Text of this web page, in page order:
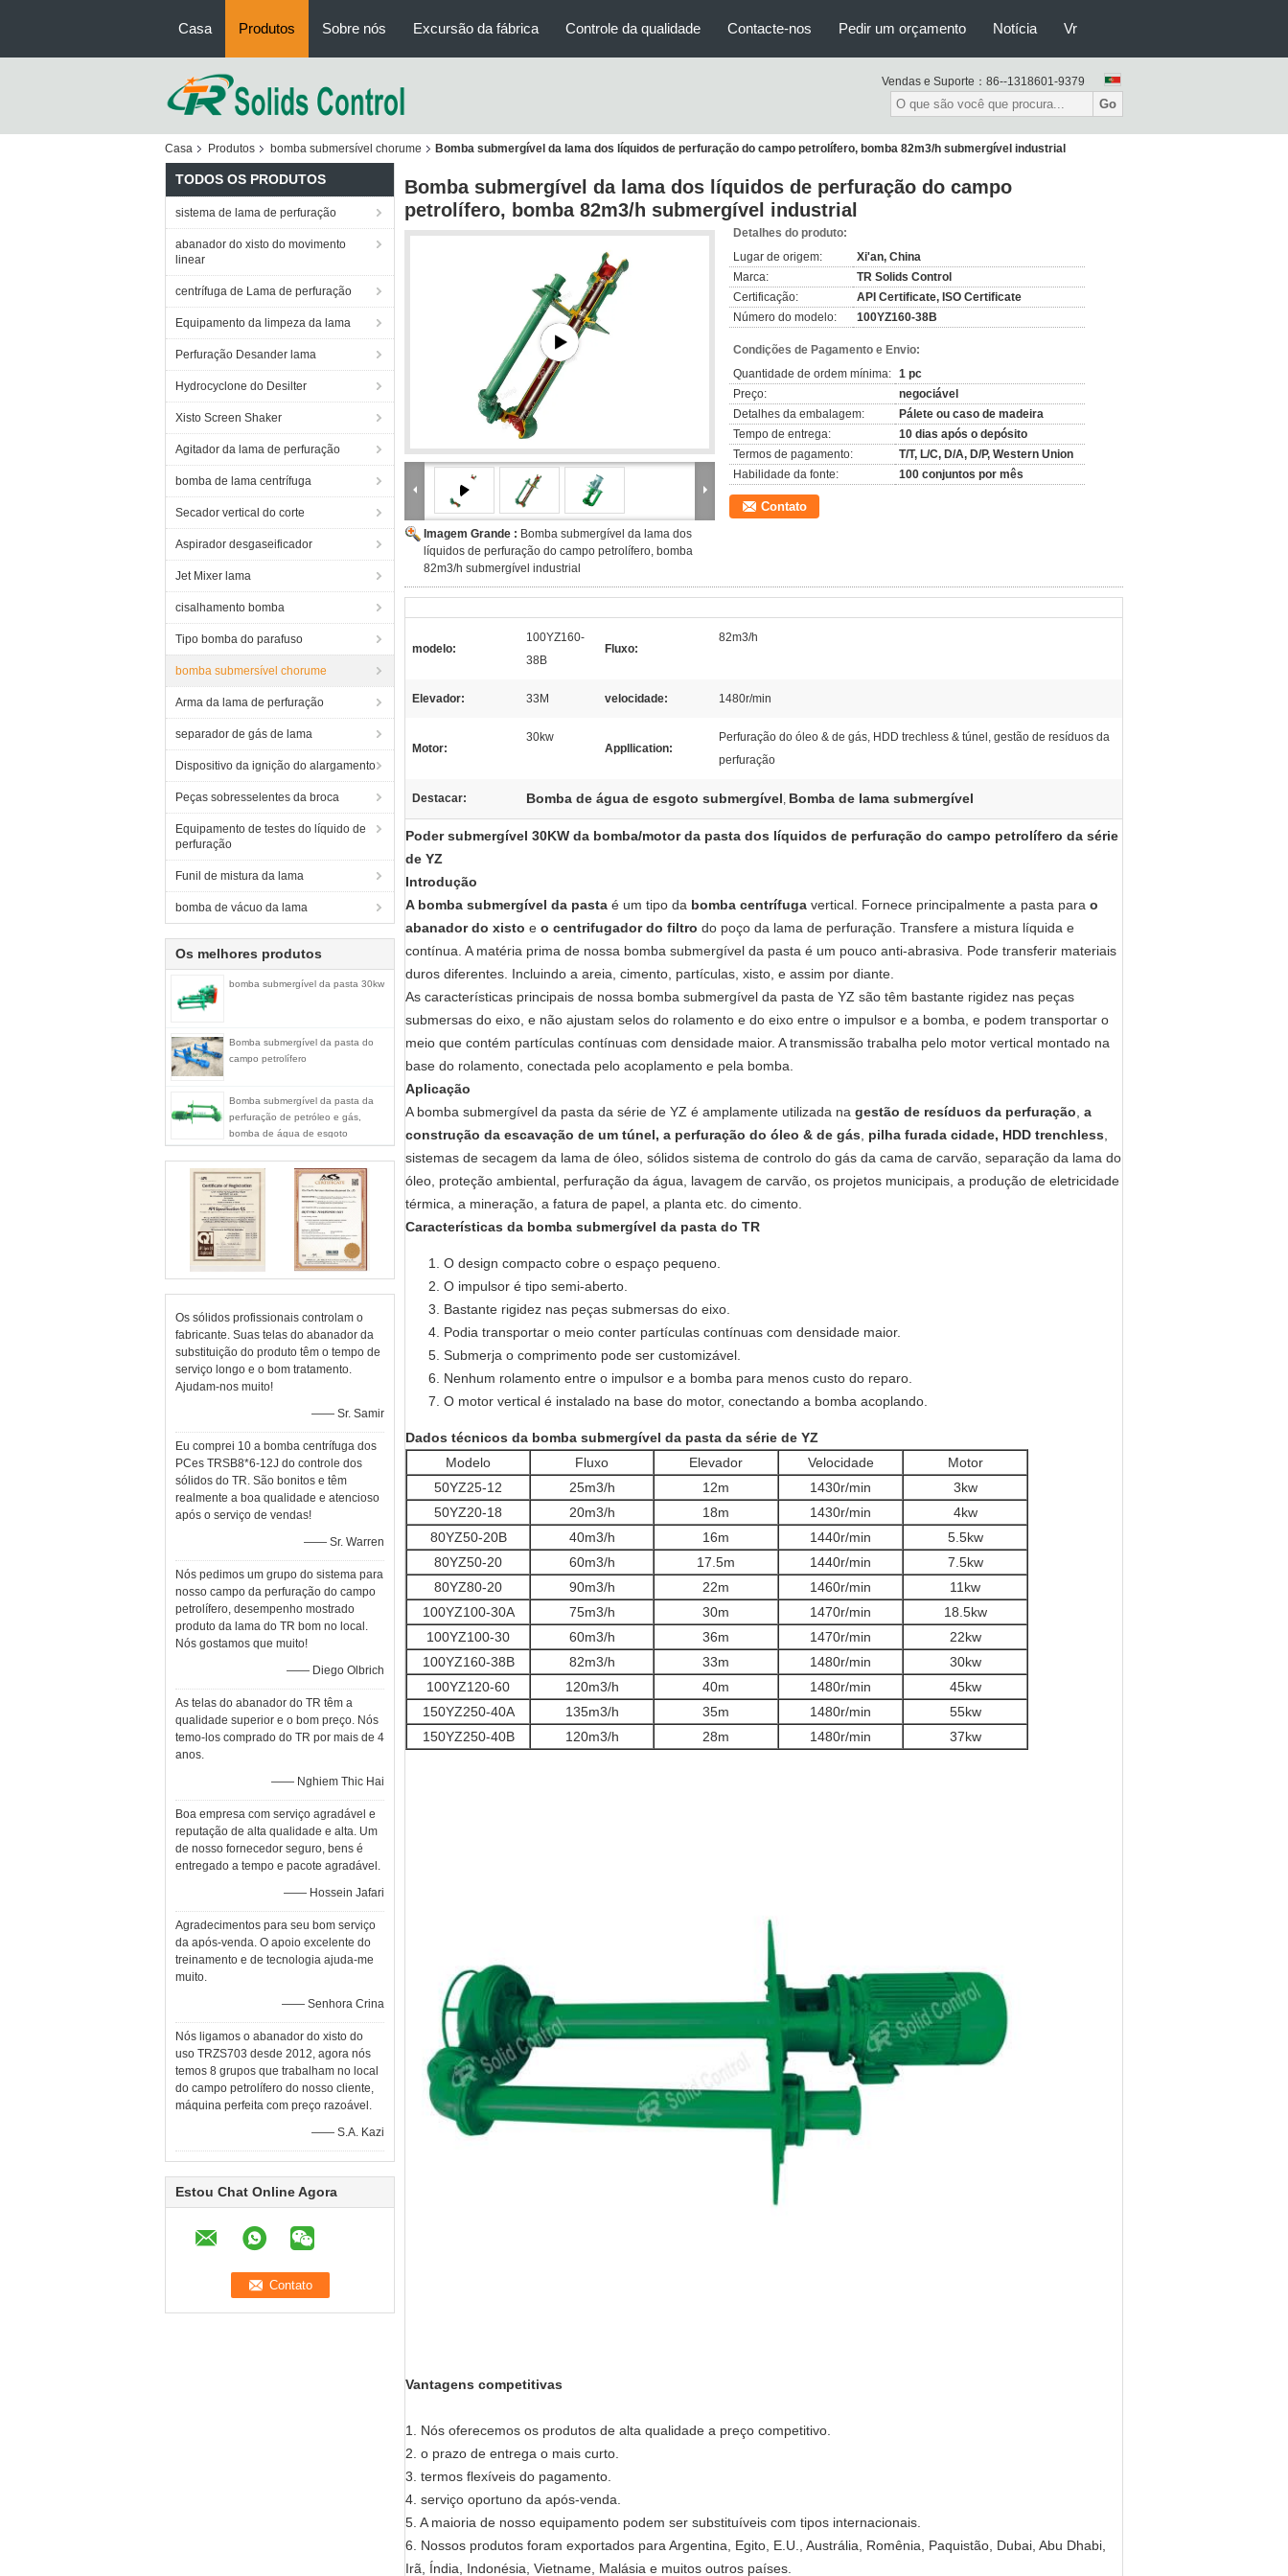
Casa Produtos Sobre nós Excursão da fábrica Controle da qualidade Contacte-nos Pedir um orçamento Notícia Vr
Vendas e Suporte： 86--1318601-9379
Go
Casa Produtos bomba submersível chorume Bomba submergível da lama dos líquidos de perfuração do campo petrolífero, bomba 82m3/h submergível industrial
TODOS OS PRODUTOS
sistema de lama de perfuração
abanador do xisto do movimento
linear
centrífuga de Lama de perfuração
Equipamento da limpeza da lama
Perfuração Desander lama
Hydrocyclone do Desilter
Xisto Screen Shaker
Agitador da lama de perfuração
bomba de lama centrífuga
Secador vertical do corte
Aspirador desgaseificador
Jet Mixer lama
cisalhamento bomba
Tipo bomba do parafuso
bomba submersível chorume
Arma da lama de perfuração
separador de gás de lama
Dispositivo da ignição do alargamento
Peças sobresselentes da broca
Equipamento de testes do líquido de
perfuração
Funil de mistura da lama
bomba de vácuo da lama
Os melhores produtos
bomba submergível da pasta 30kw
Bomba submergível da pasta do
campo petrolífero
Bomba submergível da pasta da
perfuração de petróleo e gás,
bomba de água de esgoto
submergível elétrica
Os sólidos profissionais controlam o
fabricante. Suas telas do abanador da
substituição do produto têm o tempo de
serviço longo e o bom tratamento.
Ajudam-nos muito!
—— Sr. Samir
Eu comprei 10 a bomba centrífuga dos
PCes TRSB8*6-12J do controle dos
sólidos do TR. São bonitos e têm
realmente a boa qualidade e atencioso
após o serviço de vendas!
—— Sr. Warren
Nós pedimos um grupo do sistema para
nosso campo da perfuração do campo
petrolífero, desempenho mostrado
produto da lama do TR bom no local.
Nós gostamos que muito!
—— Diego Olbrich
As telas do abanador do TR têm a
qualidade superior e o bom preço. Nós
temo-los comprado do TR por mais de 4
anos.
—— Nghiem Thic Hai
Boa empresa com serviço agradável e
reputação de alta qualidade e alta. Um
de nosso fornecedor seguro, bens é
entregado a tempo e pacote agradável.
—— Hossein Jafari
Agradecimentos para seu bom serviço
da após-venda. O apoio excelente do
treinamento e de tecnologia ajuda-me
muito.
—— Senhora Crina
Nós ligamos o abanador do xisto do
uso TRZS703 desde 2012, agora nós
temos 8 grupos que trabalham no local
do campo petrolífero do nosso cliente,
máquina perfeita com preço razoável.
—— S.A. Kazi
Estou Chat Online Agora
Bomba submergível da lama dos líquidos de perfuração do campo
petrolífero, bomba 82m3/h submergível industrial
Imagem Grande : Bomba submergível da lama dos
líquidos de perfuração do campo petrolífero, bomba
82m3/h submergível industrial
Detalhes do produto:
Lugar de origem:
Xi'an, China
Marca:
TR Solids Control
Certificação:
API Certificate, ISO Certificate
Número do modelo:
100YZ160-38B
Condições de Pagamento e Envio:
Quantidade de ordem mínima: 1 pc
Preço:
negociável
Detalhes da embalagem:
Pálete ou caso de madeira
Tempo de entrega:
10 dias após o depósito
Termos de pagamento:
T/T, L/C, D/A, D/P, Western Union
Habilidade da fonte:
100 conjuntos por mês
Contato
modelo:
100YZ160-
38B
Fluxo:
82m3/h
Elevador: 33M velocidade: 1480r/min
Motor:
30kw
Appllication:
Perfuração do óleo & de gás, HDD trechless & túnel, gestão de resíduos da
perfuração
Destacar: Bomba de água de esgoto submergível, Bomba de lama submergível
Poder submergível 30KW da bomba/motor da pasta dos líquidos de perfuração do campo petrolífero da série
de YZ
Introdução
A bomba submergível da pasta é um tipo da bomba centrífuga vertical. Fornece principalmente a pasta para o
abanador do xisto e o centrifugador do filtro do poço da lama de perfuração. Transfere a mistura líquida e
contínua. A matéria prima de nossa bomba submergível da pasta é um pouco anti-abrasiva. Pode transferir materiais
duros diferentes. Incluindo a areia, cimento, partículas, xisto, e assim por diante.
As características principais de nossa bomba submergível da pasta de YZ são têm bastante rigidez nas peças
submersas do eixo, e não ajustam selos do rolamento e do eixo entre o impulsor e a bomba, e podem transportar o
meio que contém partículas contínuas com densidade maior. A transmissão trabalha pelo motor vertical montado na
base do rolamento, conectada pelo acoplamento e pela bomba.
Aplicação
A bomba submergível da pasta da série de YZ é amplamente utilizada na gestão de resíduos da perfuração a
construção da escavação de um túnel, a perfuração do óleo & de gás pilha furada cidade, HDD trenchless
sistemas de secagem da lama de óleo, sólidos sistema de controlo do gás da cama de carvão, separação da lama do
óleo, proteção ambiental, perfuração da água, lavagem de carvão, os projetos municipais, a produção de eletricidade
térmica, a mineração, a fatura de papel, a planta etc. do cimento
Características da bomba submergível da pasta do TR
O design compacto cobre o espaço pequeno.
O impulsor é tipo semi-aberto.
Bastante rigidez nas peças submersas do eixo.
Podia transportar o meio conter partículas contínuas com densidade maior.
Submerja o comprimento pode ser customizável.
Nenhum rolamento entre o impulsor e a bomba para menos custo do reparo.
O motor vertical é instalado na base do motor, conectando a bomba acoplando.
Dados técnicos da bomba submergível da pasta da série de YZ
Modelo
Fluxo Elevador Velocidade
Motor
50YZ25-12
25m3/h 12m 1430r/min
3kw
50YZ20-18
20m3/h 18m 1430r/min
4kw
80YZ50-20B
40m3/h 16m 1440r/min
5.5kw
80YZ50-20
60m3/h 17.5m 1440r/min
7.5kw
80YZ80-20
90m3/h 22m 1460r/min
11kw
100YZ100-30A
75m3/h 30m 1470r/min
18.5kw
100YZ100-30
60m3/h 36m 1470r/min
22kw
100YZ160-38B
82m3/h 33m 1480r/min
30kw
100YZ120-60
120m3/h 40m 1480r/min
45kw
150YZ250-40A
135m3/h 35m 1480r/min
55kw
150YZ250-40B
120m3/h 28m 1480r/min 37kw
Vantagens competitivas
1. Nós oferecemos os produtos de alta qualidade a preço competitivo.
2. o prazo de entrega o mais curto.
3. termos flexíveis do pagamento.
4. serviço oportuno da após-venda.
5. A maioria de nosso equipamento podem ser substituíveis com tipos internacionais.
6. Nossos produtos foram exportados para Argentina, Egito, E.U., Austrália, Romênia, Paquistão, Dubai, Abu Dhabi,
Irã, Índia, Indonésia, Vietname, Malásia e muitos outros países.